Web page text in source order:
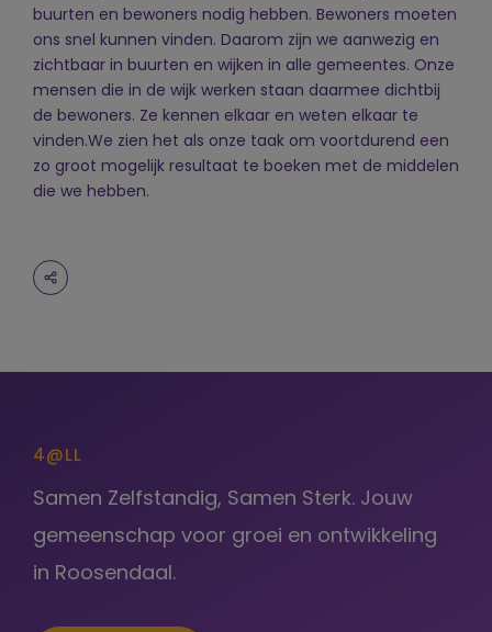
buurten en bewoners nodig hebben. Bewoners moeten
ons snel kunnen vinden. Daarom zijn we aanwezig en
zichtbaar in buurten en wijken in alle gemeentes. Onze
mensen die in de wijk werken staan daarmee dichtbij
de bewoners. Ze kennen elkaar en weten elkaar te
vinden.We zien het als onze taak om voortdurend een
zo groot mogelijk resultaat te boeken met de middelen
die we hebben.
4@LL
Samen Zelfstandig, Samen Sterk. Jouw
gemeenschap voor groei en ontwikkeling
in Roosendaal.